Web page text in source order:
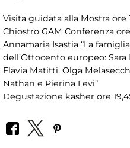
Visita guidata alla Mostra ore
Chiostro GAM Conferenza ore
Annamaria Isastia “La
dell’Ottocento europeo: Sara
Flavia Matitti, Olga
Nathan e Pierina Levi”
Degustazione kasher ore